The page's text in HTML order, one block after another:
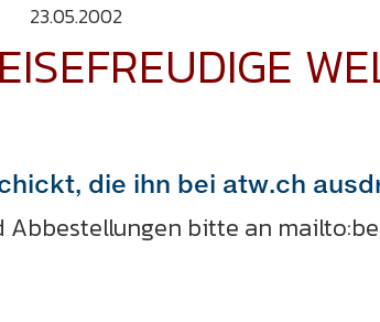
23.05.2002
die ihn bei atw.ch
bitte an